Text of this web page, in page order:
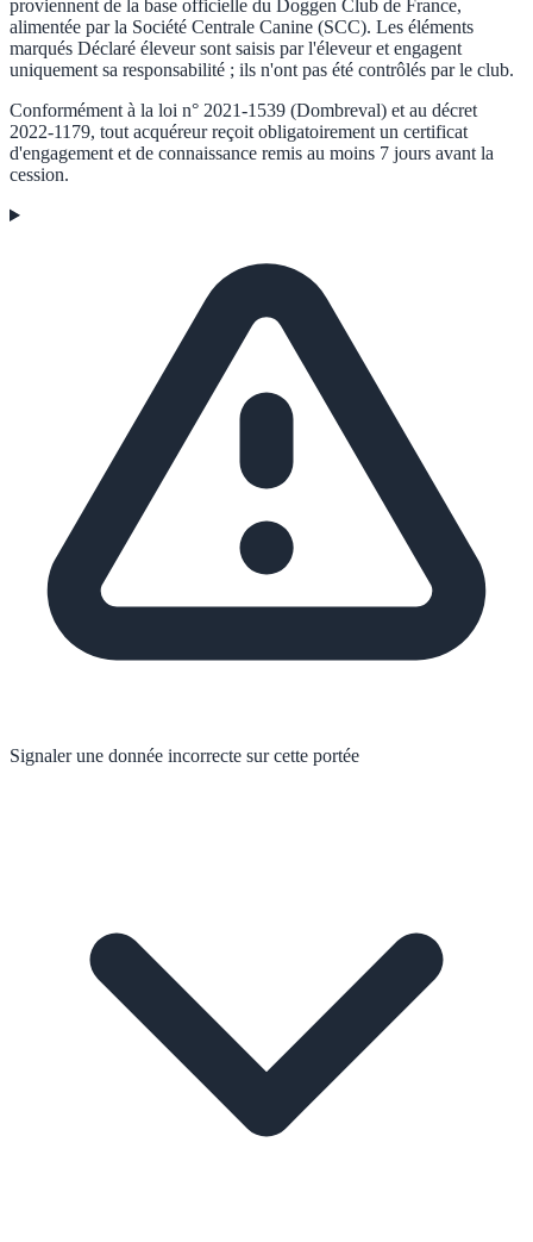
proviennent de la base officielle du Doggen Club de France,
alimentée par la Société Centrale Canine (SCC). Les éléments
marqués Déclaré éleveursont saisis par l'éleveur et engagent
uniquement sa responsabilité ; ils n'ont pas été contrôlés par le club.
Conformément à la loi n° 2021-1539 (Dombreval) et au décret
2022-1179, tout acquéreur reçoit obligatoirement un certificat
d'engagement et de connaissance remis au moins 7 jours avant la
cession.
Signaler une donnée incorrecte sur cette portée